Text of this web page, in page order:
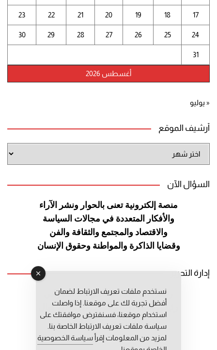
أغسطس 2026
17
18
19
20
21
22
23
24
25
26
27
28
29
30
31
« يوليو
أرشيف الموقع
الموقع
السؤال الآن
منصة إلكترونية تعنى بالحوار ونشر الآراء
والأفكار المتعددة في مجالات السياسة
والاقتصاد والمجتمع والثقافة والفن
وقضايا الذاكرة والمواطنة وحقوق الإنسان
إدارة التحرير
رئيس التحرير: عبد الرحيم التوراني
رئيس التحرير المساعد: المعطي قبال
مديرة التحرير: فاطمة حوحو
نستخدم ملفات تعريف الارتباط لضمان
أفضل تجربة لك على موقعنا. إذا واصلت
استخدام موقعنا، فسنفترض موافقتك على
سياسة ملفات تعريف الارتباط الخاصة بنا.
لمزيد من المعلومات إقرأ سياسة الخصوصية